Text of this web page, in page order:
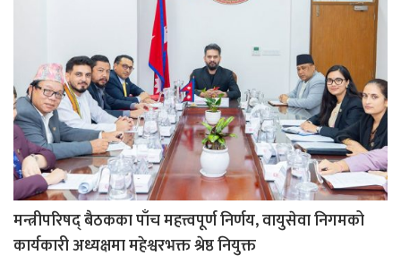
मन्त्रीपरिषद् बैठकका पाँच महत्त्वपूर्ण निर्णय, वायुसेवा निगमको
कार्यकारी अध्यक्षमा महेश्वरभक्त श्रेष्ठ नियुक्त